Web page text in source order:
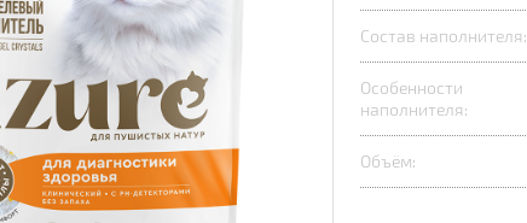
Состав наполнителя:
Особенности
наполнителя:
Объём: